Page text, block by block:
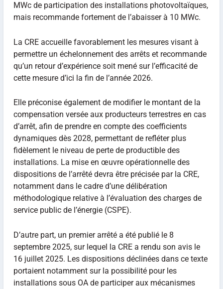
MWc de participation des installations photovoltaïques,
mais recommande fortement de l’abaisser à 10 MWc.
La CRE accueille favorablement les mesures visant à
permettre un échelonnement des arrêts et recommande
qu’un retour d’expérience soit mené sur l’efficacité de
cette mesure d’ici la fin de l’année 2026.
Elle préconise également de modifier le montant de la
compensation versée aux producteurs terrestres en cas
d’arrêt, afin de prendre en compte des coefficients
dynamiques dès 2028, permettant de refléter plus
fidèlement le niveau de perte de productible des
installations. La mise en œuvre opérationnelle des
dispositions de l’arrêté devra être précisée par la CRE,
notamment dans le cadre d’une délibération
méthodologique relative à l’évaluation des charges de
service public de l’énergie (CSPE).
D’autre part, un premier arrêté a été publié le 8
septembre 2025, sur lequel la CRE a rendu son avis le
16 juillet 2025. Les dispositions déclinées dans ce texte
portaient notamment sur la possibilité pour les
installations sous OA de participer aux mécanismes